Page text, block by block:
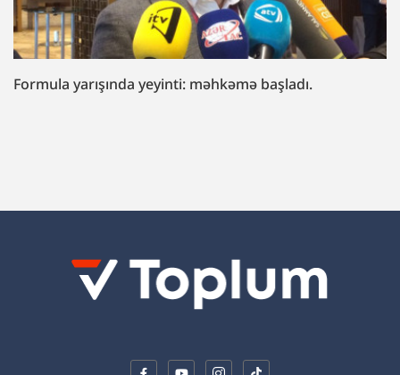
Formula yarışında yeyinti: məhkəmə başladı.